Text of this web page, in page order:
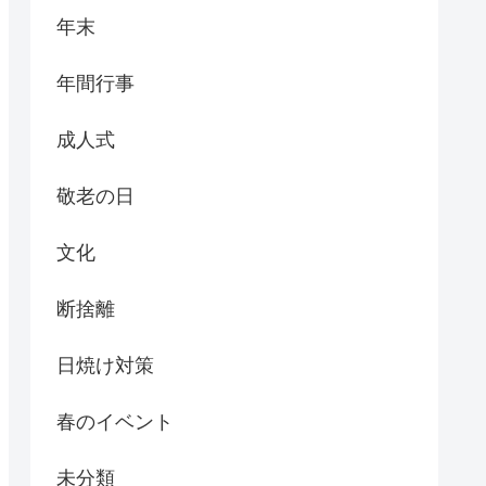
年末
年間行事
成人式
敬老の日
文化
断捨離
日焼け対策
春のイベント
未分類